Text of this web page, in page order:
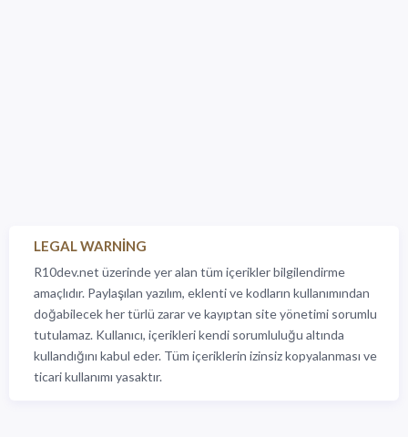
LEGAL WARNING
R10dev.net üzerinde yer alan tüm içerikler bilgilendirme
amaçlıdır. Paylaşılan yazılım, eklenti ve kodların kullanımından
doğabilecek her türlü zarar ve kayıptan site yönetimi sorumlu
tutulamaz. Kullanıcı, içerikleri kendi sorumluluğu altında
kullandığını kabul eder. Tüm içeriklerin izinsiz kopyalanması ve
ticari kullanımı yasaktır.